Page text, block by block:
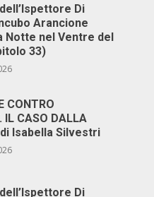
Di
Arancione
Notte nel Ventre del
33)
CONTRO
IL CASO DALLA
di Isabella Silvestri
Di